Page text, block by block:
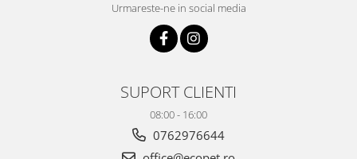
Urmareste-ne in social media
SUPORT CLIENTI
08:00 - 16:00
0762976644